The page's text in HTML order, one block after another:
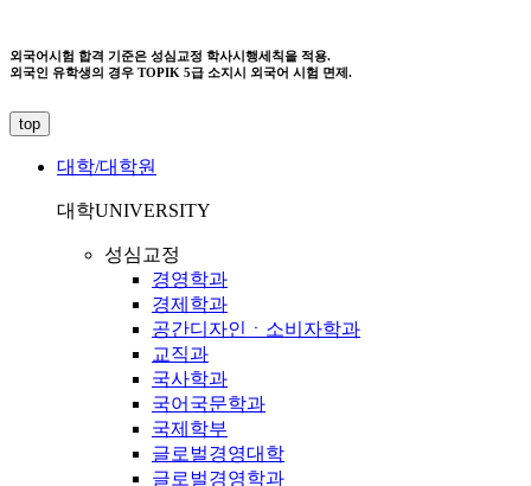
외국어시험 합격 기준은 성심교정 학사시행세칙을 적용.
외국인 유학생의 경우 TOPIK 5급 소지시 외국어 시험 면제.
top
대학/대학원
대학UNIVERSITY
성심교정
경영학과
경제학과
공간디자인ㆍ소비자학과
교직과
국사학과
국어국문학과
국제학부
글로벌경영대학
글로벌경영학과